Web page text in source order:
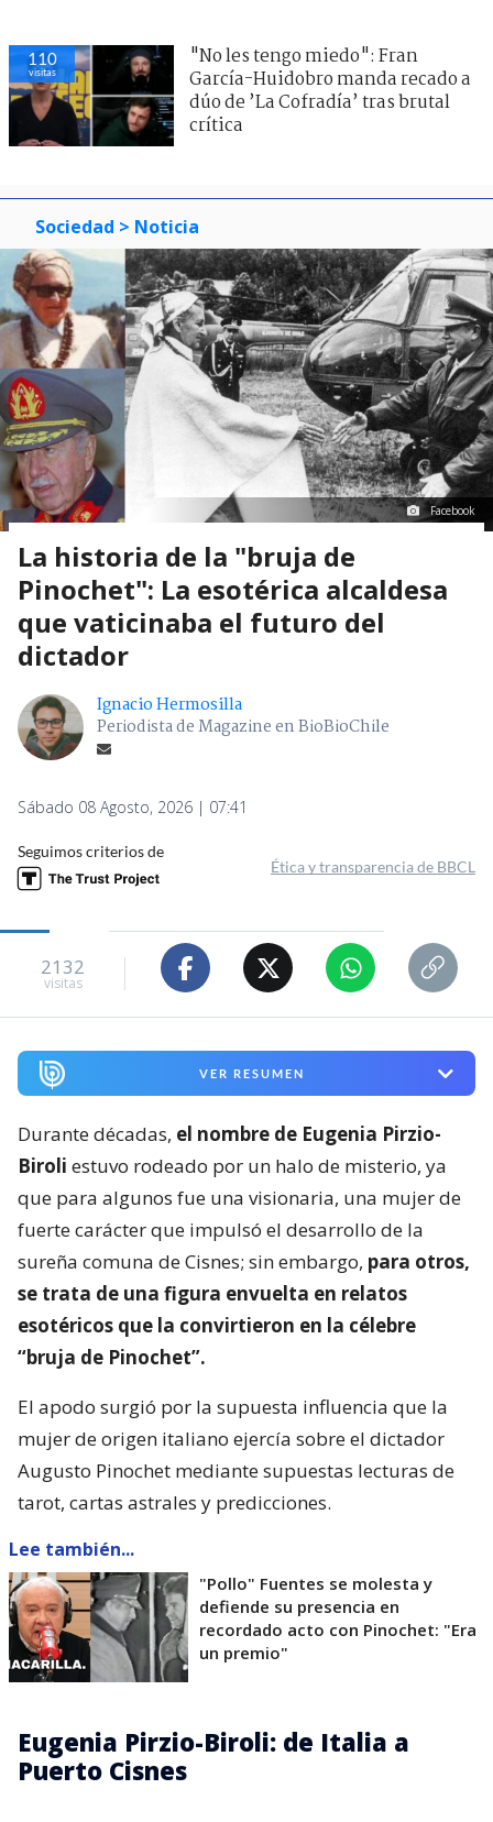
110
visitas
"No les tengo miedo": Fran
García-Huidobro manda recado a
dúo de ’La Cofradía’ tras brutal
crítica
Sociedad > Noticia
Facebook
La historia de la "bruja de
Pinochet": La esotérica alcaldesa
que vaticinaba el futuro del
dictador
Ignacio Hermosilla
Periodista de Magazine en BioBioChile
Sábado 08 Agosto, 2026 | 07:41
Seguimos criterios de
Ética y transparencia de BBCL
2132
visitas
VER RESUMEN
Durante décadas, el nombre de Eugenia Pirzio-
Biroli estuvo rodeado por un halo de misterio, ya
que para algunos fue una visionaria, una mujer de
fuerte carácter que impulsó el desarrollo de la
sureña comuna de Cisnes; sin embargo, para otros,
se trata de una figura envuelta en relatos
esotéricos que la convirtieron en la célebre
“bruja de Pinochet”.
El apodo surgió por la supuesta influencia que la
mujer de origen italiano ejercía sobre el dictador
Augusto Pinochet mediante supuestas lecturas de
tarot, cartas astrales y predicciones.
Lee también...
"Pollo" Fuentes se molesta y
defiende su presencia en
recordado acto con Pinochet: "Era
un premio"
Eugenia Pirzio-Biroli: de Italia a
Puerto Cisnes